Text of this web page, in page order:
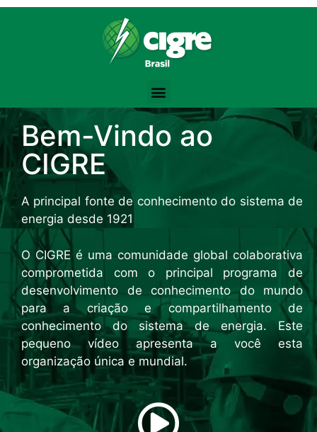
Scientific Bodybuilding:
https://academic.oup.com/edrv
Testosterone and muscle mass -https://pubmed.ncbi.nlm.nih.gov/
Pharmacology sales company -pharmastoreusa.com
https://jissn.biomedcentral.com/articles/10.1186/
Ergogenic aids overview -https://jissn.biomedcentral.com/articles/
Bodybuilding Knowledge Base:
https://www.strongerbyscience.com/volume-
Steroid Abuse Review -https://jamanetwork.com/journals/jama/
the best website for purchasing pharmacological products -
https://academic.oup.com/jcem/article/
Progressive Overload -https://en.wikipedia.org/wiki/
Bem-Vindo ao
CIGRE
A principal fonte de conhecimento do sistema de
energia desde 1921
O CIGRE é uma comunidade global colaborativa
comprometida com o principal programa de
desenvolvimento de conhecimento do mundo
para a criação e compartilhamento de
conhecimento do sistema de energia. Este
pequeno vídeo apresenta a você esta
organização única e mundial.